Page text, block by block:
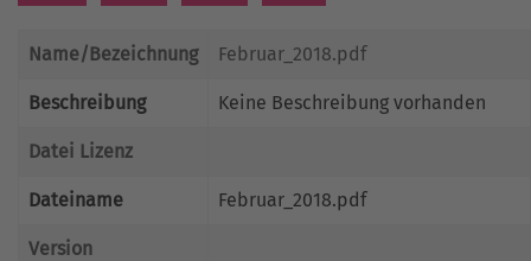
Name/Bezeichnung Februar_2018.pdf
Beschreibung Keine Beschreibung vorhanden
Datei Lizenz
Dateiname Februar_2018.pdf
Version